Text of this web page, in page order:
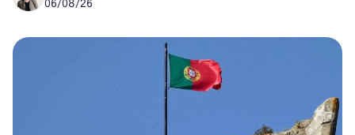
06/08/26